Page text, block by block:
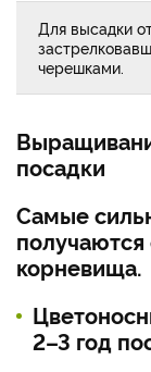
Для высадки
черешками.
посадки
Самые
корневища.
2–3 год